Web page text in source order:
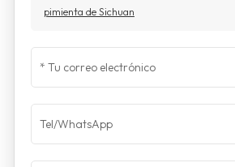
pimienta de Sichuan